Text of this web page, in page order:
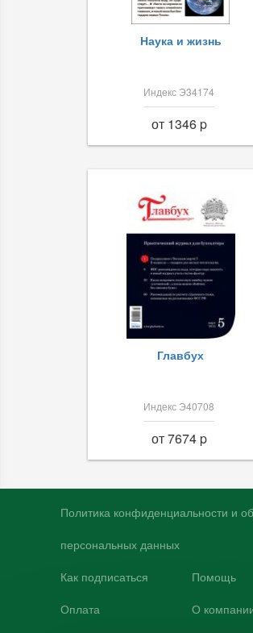
Наука и жизнь
Индекс Э34174
от 1346 p
Главбух
Индекс Э40708
от 7674 p
Политика конфиденциальности и
персональных данных
Как подписаться
Оплата
Помощь
О